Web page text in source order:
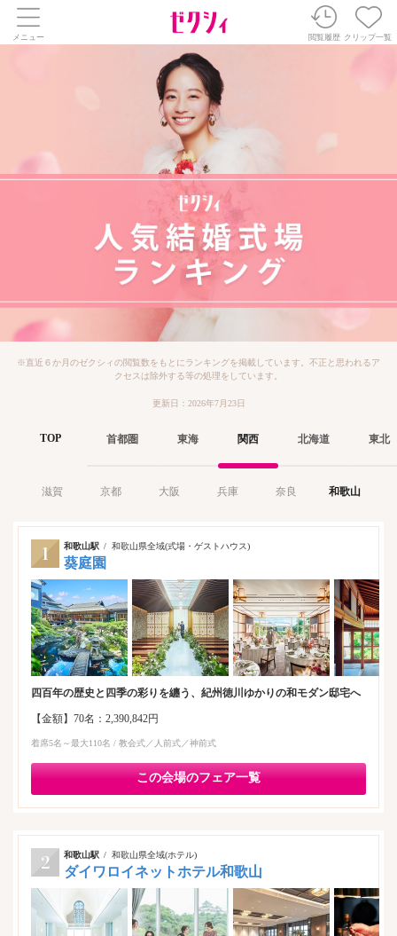
メニュー 閲覧履歴 クリップ一覧
※直近６か月のゼクシィの閲覧数をもとにランキングを掲載しています。不正と思われるア
クセスは除外する等の処理をしています。
更新日：2026年7月23日
TOP 首都圏 東海 関西 北海道 東北
滋賀 京都 大阪 兵庫 奈良 和歌山
和歌山駅 和歌山県全域(式場・ゲストハウス)
葵庭園
四百年の歴史と四季の彩りを纏う、紀州徳川ゆかりの和モダン邸宅へ
【金額】70名：2,390,842円
着席5名～最大110名 / 教会式／人前式／神前式
この会場のフェア一覧
和歌山駅 和歌山県全域(ホテル)
ダイワロイネットホテル和歌山